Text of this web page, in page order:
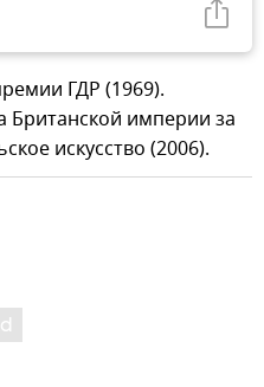
ГДР (1969).
Британской империи за
искусство (2006).